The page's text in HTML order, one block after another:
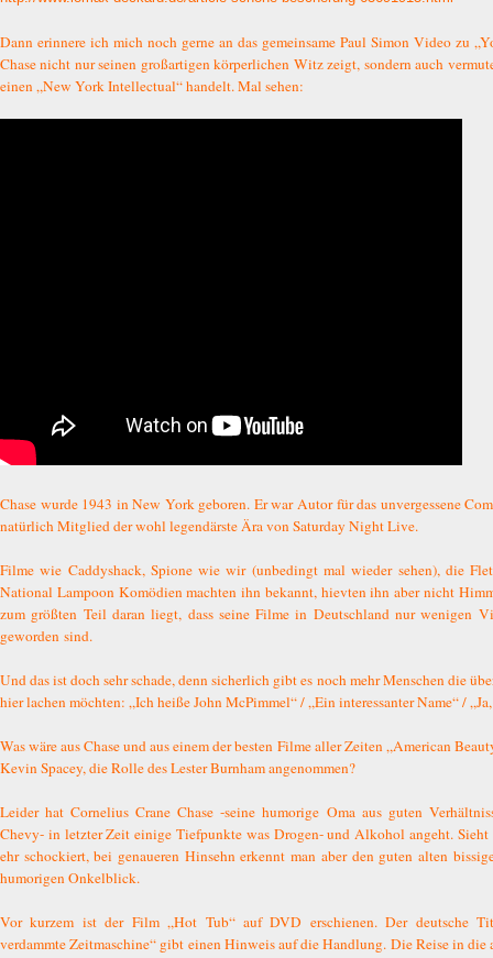
Dann erinnere ich mich noch gerne an das gemeinsame Paul Simon Video zu
Chase nicht nur seinen großartigen körperlichen Witz zeigt, sondern auch
einen „New York Intellectual“ handelt. Mal sehen:
Chase wurde 1943 in New York geboren. Er war Autor für das unvergessene
natürlich Mitglied der wohl legendärste Ära von Saturday Night Live.
Filme wie Caddyshack, Spione wie wir (unbedingt mal wieder sehen), die
National Lampoon Komödien machten ihn bekannt, hievten ihn aber nicht
zum größten Teil daran liegt, dass seine Filme in Deutschland nur wenigen
geworden sind.
Und das ist doch sehr schade, denn sicherlich gibt es noch mehr Menschen die
hier lachen möchten: „Ich heiße John McPimmel“ / „Ein interessanter Name“ /
Was wäre aus Chase und aus einem der besten Filme aller Zeiten „American
Kevin Spacey, die Rolle des Lester Burnham angenommen?
Leider hat Cornelius Crane Chase -seine humorige Oma aus guten
Chevy- in letzter Zeit einige Tiefpunkte was Drogen- und Alkohol angeht.
ehr schockiert, bei genaueren Hinsehn erkennt man aber den guten alten
humorigen Onkelblick.
Vor kurzem ist der Film „Hot Tub“ auf DVD erschienen. Der deutsche
verdammte Zeitmaschine“ gibt einen Hinweis auf die Handlung. Die Reise in die